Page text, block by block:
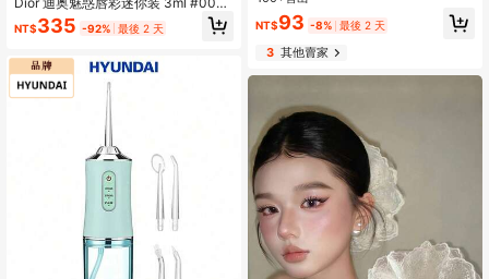
#009/#018/#038
NT$335 -92% 最後 2 天
舍、洗衣房、花園、旅行與購物
NT$93 -8% 最後 2 天
3其他賣家